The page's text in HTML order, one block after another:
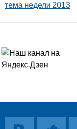
тема недели 2013